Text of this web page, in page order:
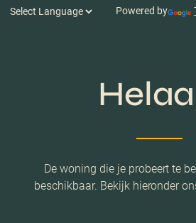
Powered by
De woning die je probeert te
beschikbaar. Bekijk hieronder